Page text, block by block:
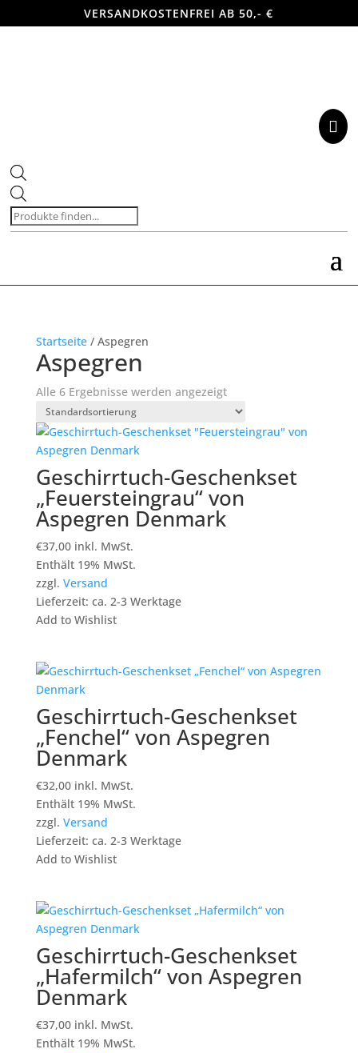
VERSANDKOSTENFREI AB 50,- €
search

Startseite/ Aspegren
Aspegren
Alle 6 Ergebnisse werden angezeigt
Geschirrtuch-Geschenkset
„Feuersteingrau“ von
Aspegren Denmark
€37,00 inkl. MwSt.
Enthält 19% MwSt.
zzgl. Versand
Lieferzeit: ca. 2-3 Werktage
Add to Wishlist
Geschirrtuch-Geschenkset
„Fenchel“ von Aspegren
Denmark
€32,00 inkl. MwSt.
Enthält 19% MwSt.
zzgl. Versand
Lieferzeit: ca. 2-3 Werktage
Add to Wishlist
Geschirrtuch-Geschenkset
„Hafermilch“ von Aspegren
Denmark
€37,00 inkl. MwSt.
Enthält 19% MwSt.